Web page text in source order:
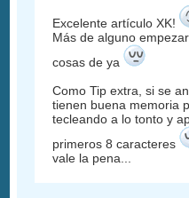
Excelente artículo XK!
Más de alguno
cosas de ya
Como Tip extra, si se
tienen buena memoria
tecleando a lo tonto y
primeros 8 caracteres
vale la pena...